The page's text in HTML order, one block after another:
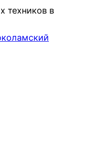
техников в